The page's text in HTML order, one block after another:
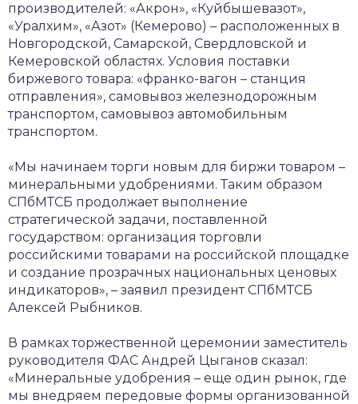
производителей: «Акрон», «Куйбышевазот»,
«Уралхим», «Азот» (Кемерово) – расположенных в
Новгородской, Самарской, Свердловской и
Кемеровской областях. Условия поставки
биржевого товара: «франко-вагон – станция
отправления», самовывоз железнодорожным
транспортом, самовывоз автомобильным
транспортом.
«Мы начинаем торги новым для биржи товаром –
минеральными удобрениями. Таким образом
СПбМТСБ продолжает выполнение
стратегической задачи, поставленной
государством: организация торговли
российскими товарами на российской площадке
и создание прозрачных национальных ценовых
индикаторов», – заявил президент СПбМТСБ
Алексей Рыбников.
В рамках торжественной церемонии заместитель
руководителя ФАС Андрей Цыганов сказал:
«Минеральные удобрения – еще один рынок, где
мы внедряем передовые формы организованной